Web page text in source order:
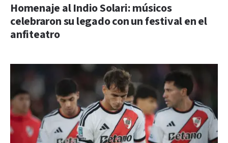
Homenaje al Indio Solari: músicos
celebraron su legado con un festival en el
anfiteatro